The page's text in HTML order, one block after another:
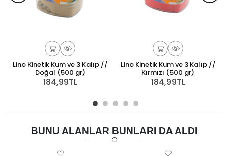
Lino Kinetik Kum ve 3 Kalıp //
Doğal (500 gr)
184,99TL
Lino Kinetik Kum ve 3 Kalıp //
Kırmızı (500 gr)
184,99TL
BUNU ALANLAR BUNLARI DA ALDI